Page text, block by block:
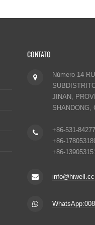
CONTATO
Número 14
JINAN,
SHANDONG,
+86-531-
+86-
+86-
info@hiwell.cc